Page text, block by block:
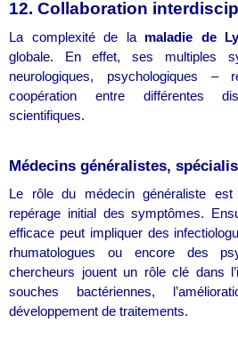
12. Collaboration
La complexité de la maladie de
globale. En effet, ses multiples
neurologiques, psychologiques –
coopération entre différentes
scientifiques.
Médecins généralistes,
Le rôle du médecin généraliste
repérage initial des symptômes.
efficace peut impliquer des
rhumatologues ou encore des
chercheurs jouent un rôle clé dans
souches bactériennes,
développement de traitements.